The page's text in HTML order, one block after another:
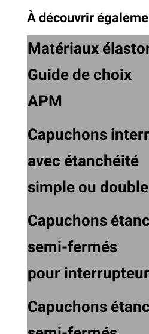
À découvrir
Matériaux
Guide de choix
APM
Capuchons
avec étanchéité
simple ou double
Capuchons
semi-fermés
pour
Capuchons